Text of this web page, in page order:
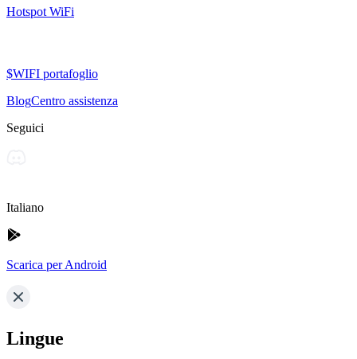
Hotspot WiFi
$WIFI portafoglio
BlogCentro assistenza
Seguici
Italiano
Scarica per Android
Lingue